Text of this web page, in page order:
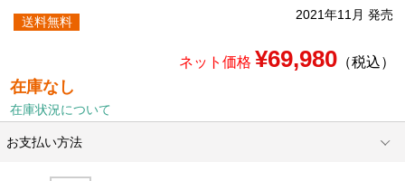
2021年11月 発売
送料無料
ネット価格 ¥69,980（税込）
在庫なし
在庫状況について
お支払い方法